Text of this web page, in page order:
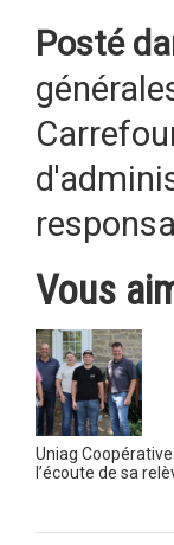
Posté
Vous
Uniag Coopérative
l’écoute de sa